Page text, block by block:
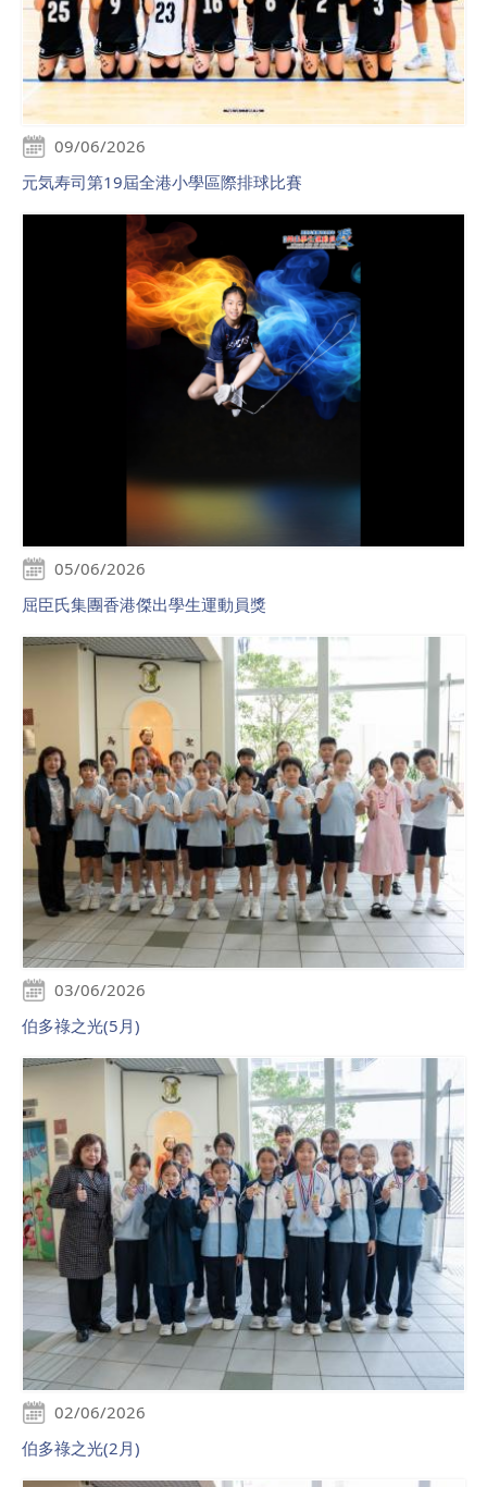
09/06/2026
元気寿司第19屆全港小學區際排球比賽
05/06/2026
屈臣氏集團香港傑出學生運動員獎
03/06/2026
伯多祿之光(5月)
02/06/2026
伯多祿之光(2月)